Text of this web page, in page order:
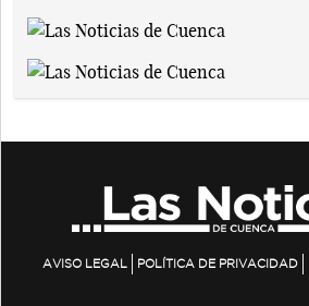
AVISO LEGAL POLÍTICA DE PRIVACIDAD